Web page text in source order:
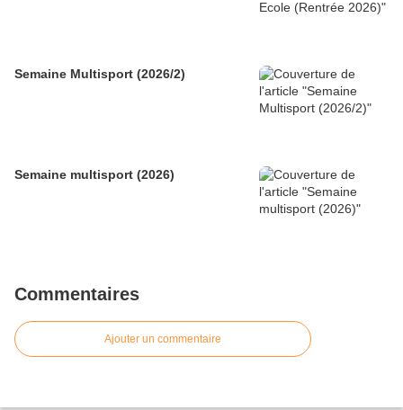
Semaine Multisport (2026/2)
Semaine multisport (2026)
Commentaires
Ajouter un commentaire